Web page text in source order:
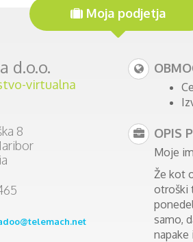
Moja podjetja
d.o.o.
virtualna
8
OPIS
Moje
Že kot
otroški
samo,
napake